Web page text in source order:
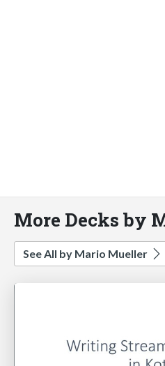
More Decks by
See All by Mario Mueller